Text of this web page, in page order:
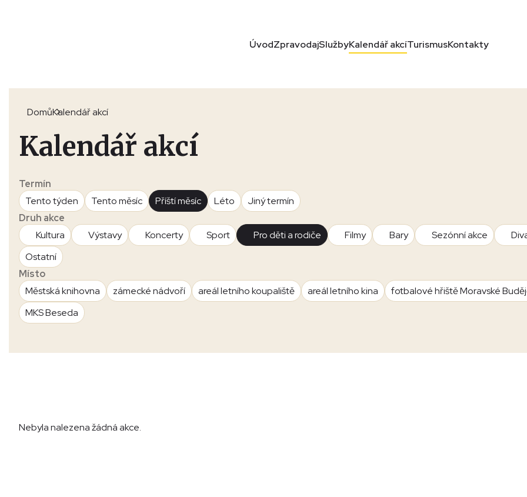
ÚvodZpravodajSlužbyKalendář akcíTurismusKontakty
DomůKalendář akcí
Kalendář akcí
Termín
Tento týden
Tento měsíc Příští měsíc Léto
Jiný termín
Druh akce
Kultura
Výstavy Koncerty Sport Pro děti a rodiče Filmy Bary Sezónní akce
Ostatní
Místo
Městská knihovna
zámecké nádvoří areál letního koupaliště areál letního kina
fotbalové hřiště Moravské
MKS Beseda
Nebyla nalezena žádná akce.